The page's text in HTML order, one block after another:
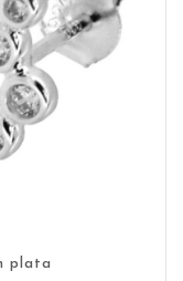
plata